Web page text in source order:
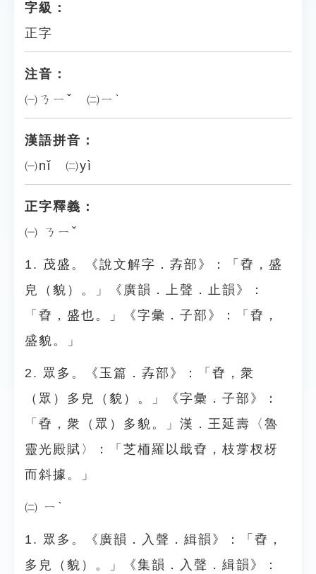
字級：
正字
注音：
㈠ㄋㄧˇ ㈡ㄧˋ
漢語拼音：
㈠nǐ ㈡yì
正字釋義：
㈠ ㄋㄧˇ
1. 茂盛。《說文解字．孨部》：「孴，盛
皃（貌）。」《廣韻．上聲．止韻》：
「孴，盛也。」《字彙．子部》：「孴，
盛貌。」
2. 眾多。《玉篇．孨部》：「孴，衆
（眾）多皃（貌）。」《字彙．子部》：
「孴，衆（眾）多貌。」漢．王延壽〈魯
靈光殿賦〉：「芝栭羅以戢孴，枝牚杈枒
而斜據。」
㈡ ㄧˋ
1. 眾多。《廣韻．入聲．緝韻》：「孴，
多皃（貌）。」《集韻．入聲．緝韻》：